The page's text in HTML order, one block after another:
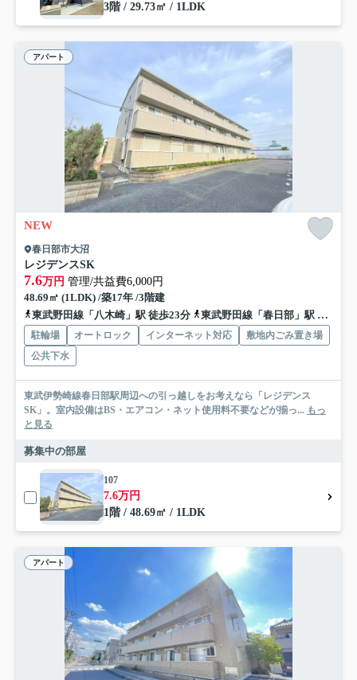
3階 / 29.73㎡ / 1LDK
アパート
NEW
春日部市大沼
レジデンスSK
7.6万円 管理/共益費6,000円
48.69㎡ (1LDK) /築17年 /3階建
東武野田線「八木崎」駅 徒歩23分
東武野田線「春日部」駅 徒歩24分
駐輪場 オートロック インターネット対応
敷地内ごみ置き場
公共下水
東武伊勢崎線春日部駅周辺への引っ越しをお考えなら「レジデンス
SK」。室内設備はBS・エアコン・ネット使用料不要などが揃っ... もっ
と見る
募集中の部屋
107
7.6万円
1階 / 48.69㎡ / 1LDK
アパート